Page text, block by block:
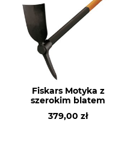
Waga
38 g
Fiskars Motyka z
szerokim blatem
379,00 zł